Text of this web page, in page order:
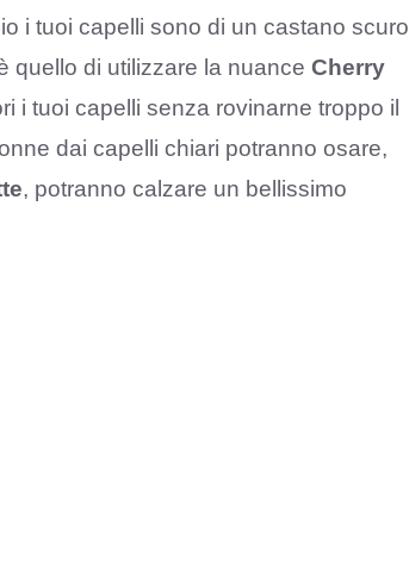
i tuoi capelli sono di un castano scuro
quello di utilizzare la nuance Cherry
i tuoi capelli senza rovinarne troppo il
dai capelli chiari potranno osare,
, potranno calzare un bellissimo